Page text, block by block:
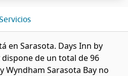
en Sarasota. Days Inn by
de un total de 96
Wyndham Sarasota Bay no